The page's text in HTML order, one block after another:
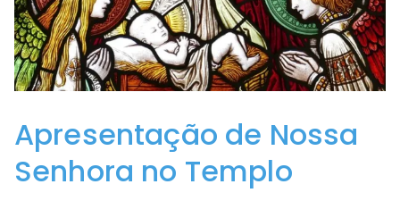
Apresentação de Nossa
Senhora no Templo